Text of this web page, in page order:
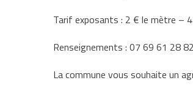
Tarif exposants : 2 € le mètre –
Renseignements : 07 69 61 28 82
La commune vous souhaite un